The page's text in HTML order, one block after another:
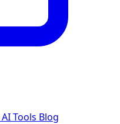
AI Tools Blog